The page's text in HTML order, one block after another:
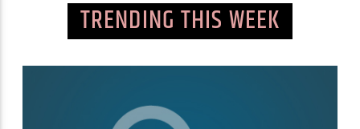
TRENDING THIS WEEK